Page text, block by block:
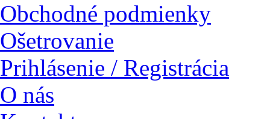
Obchodné podmienky
Ošetrovanie
Prihlásenie / Registrácia
O nás